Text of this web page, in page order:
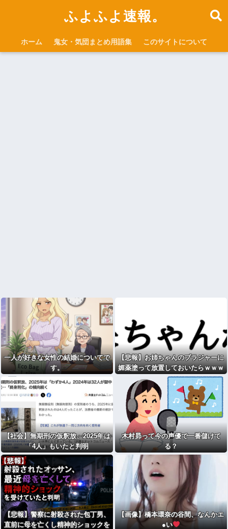
ふよふよ速報。
ホーム 鬼女・気団まとめ用語集 このサイトについて
一人が好きな女性の結婚についてで
す。
【悲報】お姉ちゃんのブラジャーに
媚薬塗って放置しておいたらｗｗｗ
ｗｗｗｗｗｗｗwwww
【社会】無期刑の仮釈放、2025年は
「4人」もいたと判明
木村昴って今の声優で一番儲けて
る？
【悲報】警察に射殺された包丁男、
直前に母を亡くし精神的ショックを
【画像】橋本環奈の谷間、なんかエ
●い